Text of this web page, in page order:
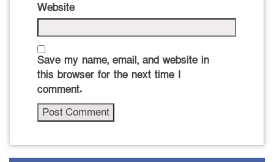
Website
Save my name, email, and website in
this browser for the next time I
comment.